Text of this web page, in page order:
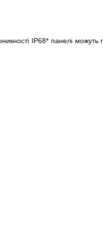
IP68* панелі